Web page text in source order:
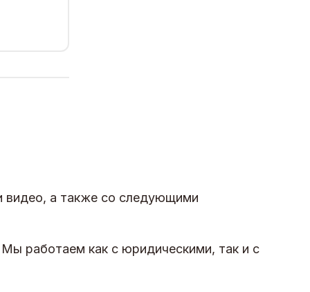
видео, а также со следующими
Мы работаем как с юридическими, так и с